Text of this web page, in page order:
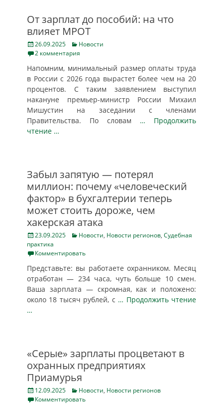
От зарплат до пособий: на что
влияет МРОТ
Posted
on
26.09.2025 Categories
Новости
2 комментария
Напомним, минимальный размер оплаты труда
в России с 2026 года вырастет более чем на 20
процентов. С таким заявлением выступил
накануне премьер-министр России Михаил
Мишустин на заседании с членами
Правительства. По словам … Продолжить
чтение …
Забыл запятую — потерял
миллион: почему «человеческий
фактор» в бухгалтерии теперь
может стоить дороже, чем
хакерская атака
Posted
on
23.09.2025 Categories
Новости, Новости регионов, Судебная
практика
Комментировать
Представьте: вы работаете охранником. Месяц
отработан — 234 часа, чуть больше 10 смен.
Ваша зарплата — скромная, как и положено:
около 18 тысяч рублей, с … Продолжить чтение
…
«Серые» зарплаты процветают в
охранных предприятиях
Приамурья
Posted
on
12.09.2025 Categories
Новости, Новости регионов
Комментировать